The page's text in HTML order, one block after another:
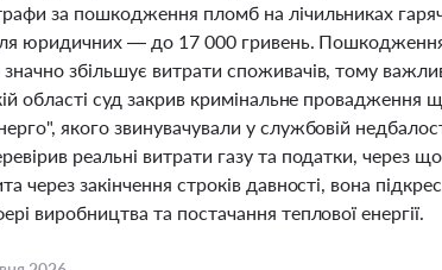
за пошкодження пломб на лічильниках
юридичних — до 17 000 гривень.
збільшує витрати споживачів, тому
області суд закрив кримінальне
якого звинувачували у службовій
реальні витрати газу та податки, через
через закінчення строків давності, вона
виробництва та постачання теплової енергії.